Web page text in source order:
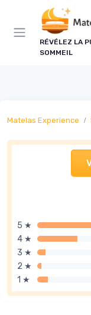
RÉVÉLEZ LA
SOMMEIL
Matelas Experience
5 ★
4 ★
3 ★
2 ★
1 ★
Panneau de gestion